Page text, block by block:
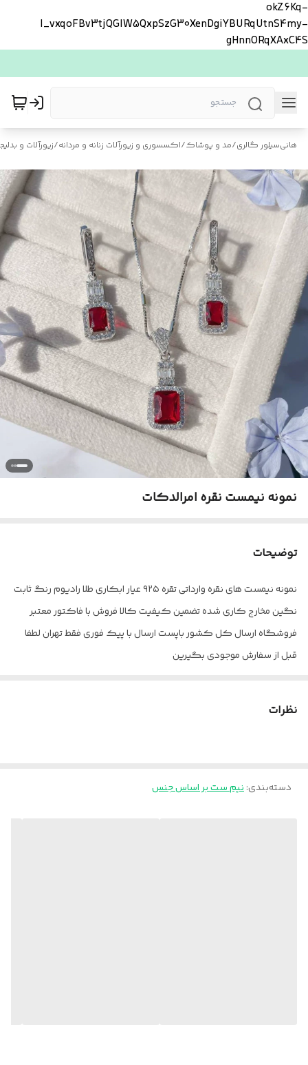
okZ6Kq-
l_vxqoFBv3tjQGlW5QxpSzG30XenDgiYBURqUtnS4my-
gHnnORqXAxC4S
هانی‌سیلور گالری/مد و پوشاک/اکسسوری و زیورآلات زنانه و مردانه/زیورآلات و
نمونه نیمست نقره امرالدکات
توضیحات
نمونه نیمست های نقره وارداتی تقره ۹۲۵ عیار ابکاری طلا رادیوم رنگ ثابت
نگین مخارج کاری شده تضمین کیفیت کالا فروش با فاکتور معتبر
فروشگاه ارسال کل کشور باپست ارسال با پیک فوری فقط تهران لطفا
قبل از سفارش موجودی بگیرین
نظرات
دسته‌بندی:نیم ست بر اساس جنس